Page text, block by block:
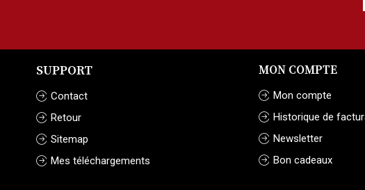
SUPPORT
Contact
Retour
Sitemap
Mes téléchargements
MON COMPTE
Mon compte
Historique de
Newsletter
Bon cadeaux